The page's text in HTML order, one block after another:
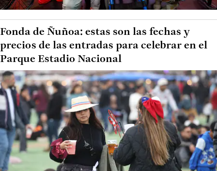
Fonda de Ñuñoa: estas son las fechas y
precios de las entradas para celebrar en el
Parque Estadio Nacional